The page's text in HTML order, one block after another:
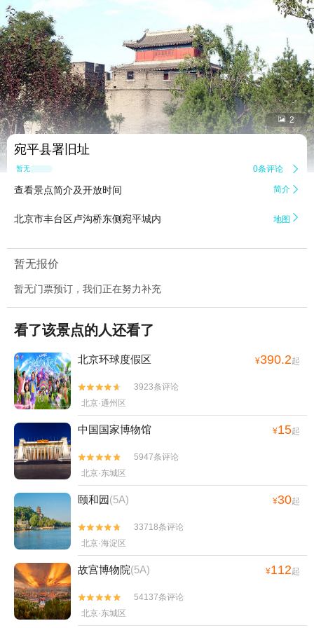
 2
宛平县署旧址
暂无点评 0条评论 
查看景点简介及开放时间 简介 
北京市丰台区卢沟桥东侧宛平城内 地图 
暂无报价
暂无门票预订，我们正在努力补充
看了该景点的人还看了
北京环球度假区 ¥390.2起


3923条评论
北京·通州区
中国国家博物馆 ¥15起


5947条评论
北京·东城区
颐和园(5A) ¥30起


33718条评论
北京·海淀区
故宫博物院(5A) ¥112起


54137条评论
北京·东城区
